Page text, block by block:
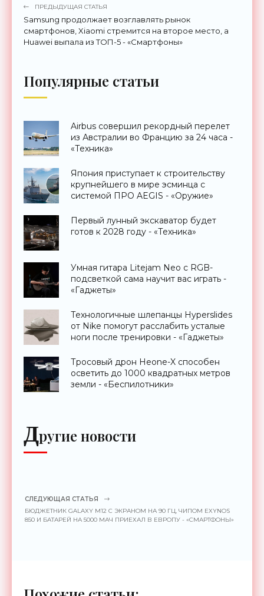
ПРЕДЫДУЩАЯ СТАТЬЯ
Samsung продолжает возглавлять рынок
смартфонов, Xiaomi стремится на второе место, а
Huawei выпала из ТОП-5 - «Смартфоны»
Популярные статьи
Airbus совершил рекордный перелет
из Австралии во Францию за 24 часа -
«Техника»
Япония приступает к строительству
крупнейшего в мире эсминца с
системой ПРО AEGIS - «Оружие»
Первый лунный экскаватор будет
готов к 2028 году - «Техника»
Умная гитара Litejam Neo с RGB-
подсветкой сама научит вас играть -
«Гаджеты»
Технологичные шлепанцы Hyperslides
от Nike помогут расслабить усталые
ноги после тренировки - «Гаджеты»
Тросовый дрон Heone-X способен
осветить до 1000 квадратных метров
земли - «Беспилотники»
Другие новости
СЛЕДУЮЩАЯ СТАТЬЯ
БЮДЖЕТНИК GALAXY M12 C ЭКРАНОМ НА 90 ГЦ, ЧИПОМ EXYNOS
850 И БАТАРЕЙ НА 5000 МАЧ ПРИЕХАЛ В ЕВРОПУ - «СМАРТФОНЫ»